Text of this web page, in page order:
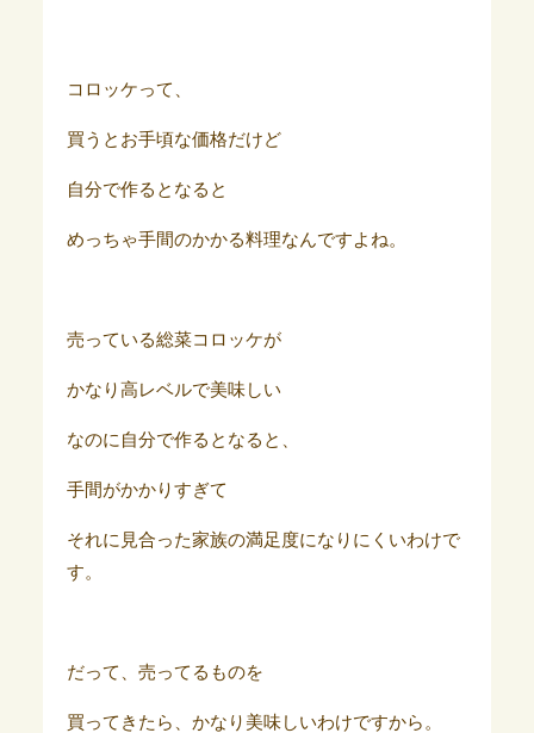
コロッケって、
買うとお手頃な価格だけど
自分で作るとなると
めっちゃ手間のかかる料理なんですよね。
売っている総菜コロッケが
かなり高レベルで美味しい
なのに自分で作るとなると、
手間がかかりすぎて
それに見合った家族の満足度になりにくいわけで
す。
だって、売ってるものを
買ってきたら、かなり美味しいわけですから。